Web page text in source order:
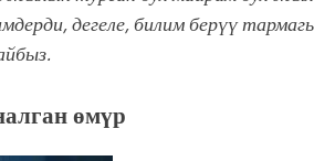
дегеле, билим берүү
өмүр